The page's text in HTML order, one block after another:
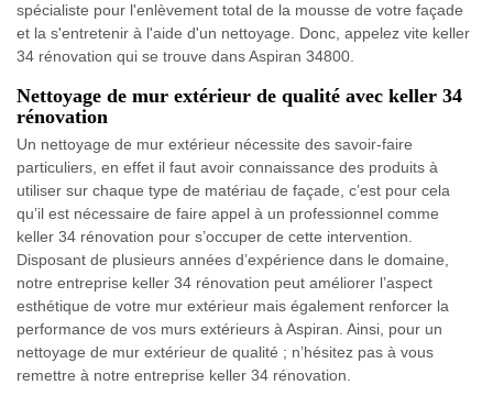
spécialiste pour l'enlèvement total de la mousse de votre façade
et la s'entretenir à l'aide d'un nettoyage. Donc, appelez vite keller
34 rénovation qui se trouve dans Aspiran 34800.
Nettoyage de mur extérieur de qualité avec keller 34
rénovation
Un nettoyage de mur extérieur nécessite des savoir-faire
particuliers, en effet il faut avoir connaissance des produits à
utiliser sur chaque type de matériau de façade, c’est pour cela
qu’il est nécessaire de faire appel à un professionnel comme
keller 34 rénovation pour s’occuper de cette intervention.
Disposant de plusieurs années d’expérience dans le domaine,
notre entreprise keller 34 rénovation peut améliorer l’aspect
esthétique de votre mur extérieur mais également renforcer la
performance de vos murs extérieurs à Aspiran. Ainsi, pour un
nettoyage de mur extérieur de qualité ; n’hésitez pas à vous
remettre à notre entreprise keller 34 rénovation.